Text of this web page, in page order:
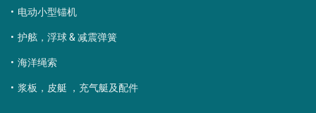
电动小型锚机
护舷，浮球 & 减震弹簧
海洋绳索
浆板，皮艇 ，充气艇及配件